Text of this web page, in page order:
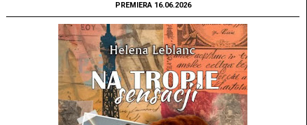
PREMIERA 16.06.2026